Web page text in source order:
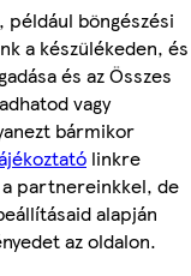
például böngészési
a készülékeden, és
és az Összes
vagy
bármikor
linkre
partnereinkkel, de
alapján
az oldalon.